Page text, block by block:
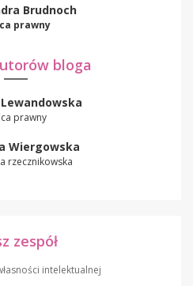
Brudnoch
prawny
bloga
prawny
Wiergowska
rzecznikowska
zespół
intelektualnej